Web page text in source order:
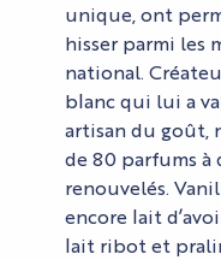
unique, ont
hisser parmi les
national.
blanc qui lui a
artisan du goût,
de 80 parfums à
renouvelés.
encore lait
lait ribot et